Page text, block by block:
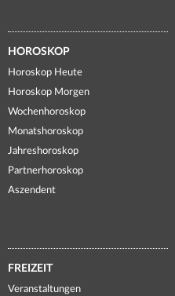
HOROSKOP
Horoskop Heute
Horoskop Morgen
Wochenhoroskop
Monatshoroskop
Jahreshoroskop
Partnerhoroskop
Aszendent
FREIZEIT
Veranstaltungen